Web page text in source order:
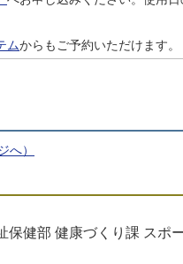
ムからもご予約いただけます。
）
保健部 健康づくり課 スポ